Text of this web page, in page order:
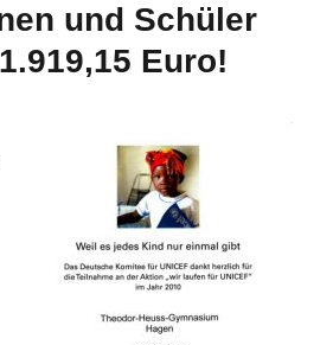
und Schüler
Euro!